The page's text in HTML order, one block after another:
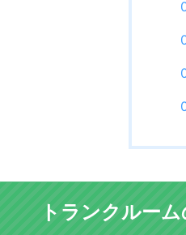
トランクルー